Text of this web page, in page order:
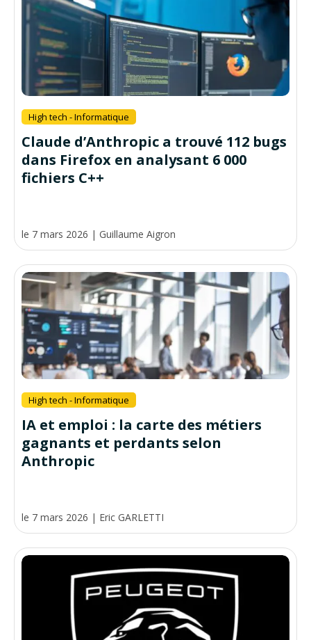
High tech - Informatique
Claude d’Anthropic a trouvé 112 bugs
dans Firefox en analysant 6 000
fichiers C++
le 7 mars 2026 | Guillaume Aigron
High tech - Informatique
IA et emploi : la carte des métiers
gagnants et perdants selon
Anthropic
le 7 mars 2026 | Eric GARLETTI